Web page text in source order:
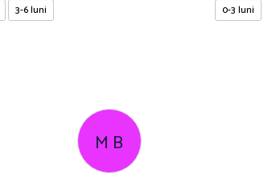
3-6 luni 0-3 luni
M B